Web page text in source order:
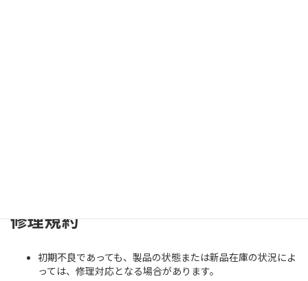
修理規約
初期不良であっても、製品の状態または新品在庫の状況によ
っては、修理対応となる場合があります。